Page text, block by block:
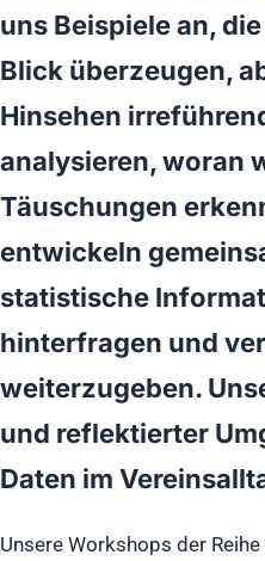
uns Beispiele an,
Blick überzeugen,
Hinsehen
analysieren, woran
Täuschungen
entwickeln
statistische
hinterfragen und
weiterzugeben.
und reflektierter
Daten im
Unsere Workshops der